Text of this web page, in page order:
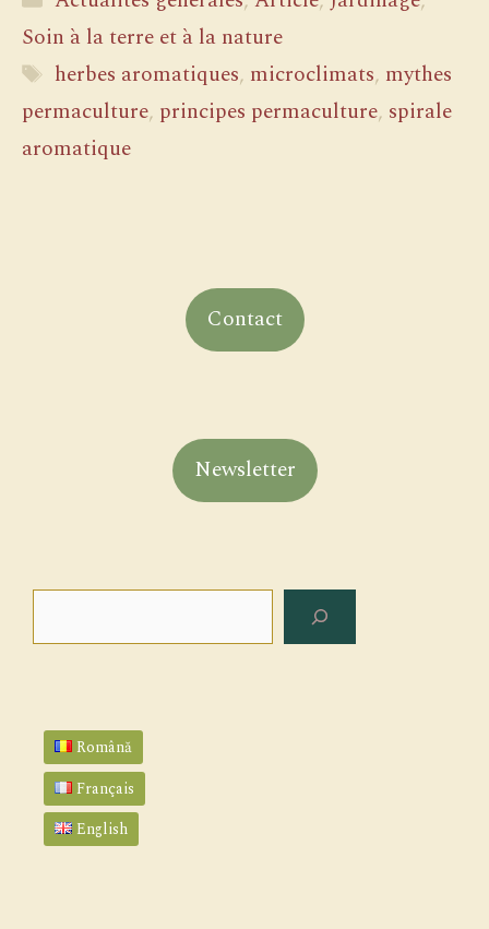
Soin à la terre et à la nature
Étiquettes
herbes aromatiques, microclimats, mythes
permaculture, principes permaculture, spirale
aromatique
Contact
Newsletter
Română
Français
English